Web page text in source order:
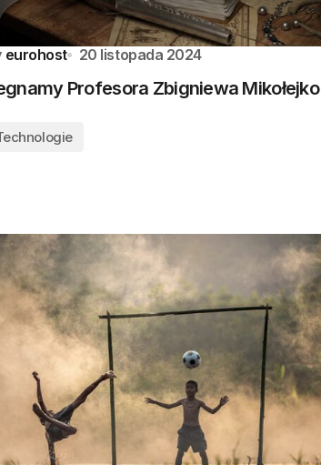
eurohost 20 listopada 2024
Profesora Zbigniewa Mikołejko